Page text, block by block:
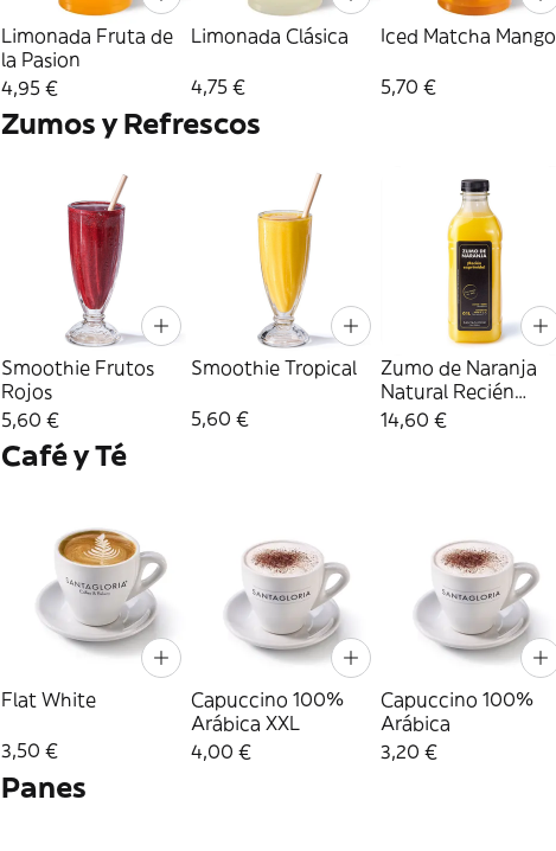
Limonada Fruta de
la Pasion
4,95 €
Limonada Clásica
4,75 €
Iced Matcha Mango
5,70 €
Zumos y Refrescos
Smoothie Frutos
Rojos
5,60 €
Smoothie Tropical
5,60 €
Zumo de Naranja
Natural Recién
Exprimido 1 L
14,60 €
Café y Té
Flat White
3,50 €
Capuccino 100%
Arábica XXL
4,00 €
Capuccino 100%
Arábica
3,20 €
Panes